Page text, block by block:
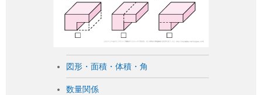
図形・面積・体積・角
数量関係